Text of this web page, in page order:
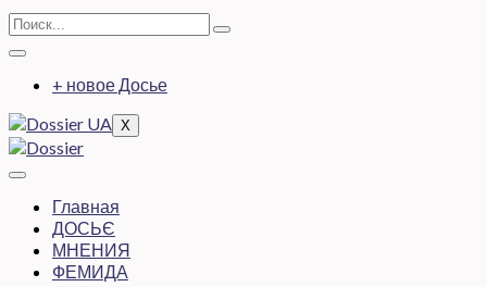
+ новое Досье
X
Главная
ДОСЬЄ
МНЕНИЯ
ФЕМИДА